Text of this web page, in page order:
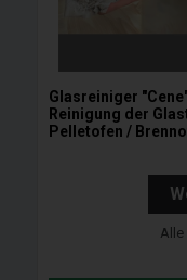
Glasreiniger
Reinigung der
Pelletofen /
Alle